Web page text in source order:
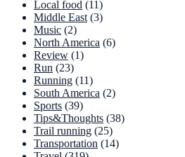
Local food (11)
Middle East(3)
Music (2)
North America (6)
Review (1)
Run (23)
Running (11)
South America (2)
Sports (39)
Tips&Thoughts (38)
Trail running (25)
Transportation (14)